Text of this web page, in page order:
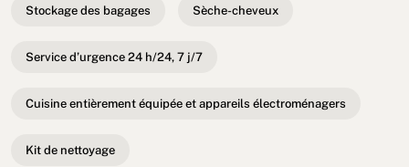
Stockage des bagages Sèche-cheveux
Service d’urgence 24 h/24, 7 j/7
Cuisine entièrement équipée et appareils électroménagers
Kit de nettoyage